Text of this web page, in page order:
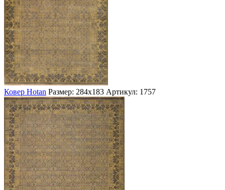
Ковер Hotan Размер: 284х183 Артикул: 1757